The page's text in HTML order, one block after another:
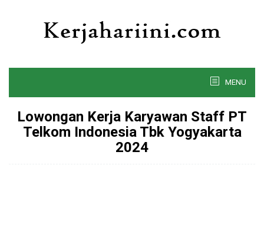
MENU
Lowongan Kerja Karyawan Staff PT
Telkom Indonesia Tbk Yogyakarta
2024